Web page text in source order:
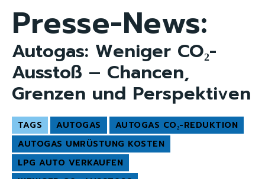
Presse-News:
Autogas: Weniger CO₂-
Ausstoß – Chancen,
Grenzen und Perspektiven
TAGS AUTOGAS
AUTOGAS CO₂-REDUKTION
AUTOGAS UMRÜSTUNG KOSTEN
LPG AUTO VERKAUFEN